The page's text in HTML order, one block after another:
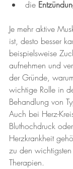
die
Je mehr aktive
ist, desto besser
beispielsweise
aufnehmen und
der Gründe,
wichtige Rolle in
Behandlung von
Auch bei Herz-
Bluthochdruck
Herzkrankheit
zu den
Therapien.